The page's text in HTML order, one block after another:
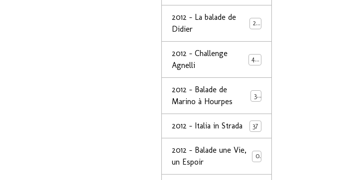
2012 - La balade de
Didier
25
2012 - Challenge
Agnelli
44
2012 - Balade de
Marino à Hourpes
39
2012 - Italia in Strada 37
2012 - Balade une Vie,
un Espoir
0